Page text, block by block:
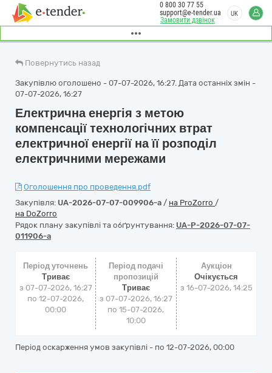
Замовити дзвінок
0 800 30 77 55
support@e-tender.ua
UK
Повернутись назад
Закупівлю оголошено - 07-07-2026, 16:27. Дата останніх змін -
07-07-2026, 16:27
Електрична енергія з метою
компенсації технологічних втрат
електричної енергії на її розподіл
електричними мережами
Оголошення про проведення.pdf
Закупівля: UA-2026-07-07-009906-a / на ProZorro /
на DoZorro
Рядок плану закупівлі та обґрунтування: UA-P-2026-07-07-
011906-a
Період уточнень
Триває
з 07-07-2026, 16:27
по 12-07-2026,
00:00
Період подачі
пропозицій
Триває
з 07-07-2026, 16:27
по 15-07-2026,
10:00
Аукціон
Очікується
з 16-07-2026, 14:25
Період оскарження умов закупівлі - по 12-07-2026, 00:00